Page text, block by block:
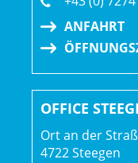
Räder: Bontrager
Ready, 100 x 12 mm
ANFAHRT
OFFICE
Ort an der
4722 Steegen